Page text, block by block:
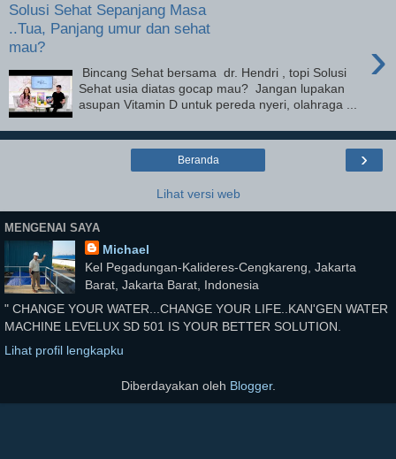
Solusi Sehat Sepanjang Masa
..Tua, Panjang umur dan sehat
mau?
›
Bincang Sehat bersama dr. Hendri , topi Solusi
Sehat usia diatas gocap mau? Jangan lupakan
asupan Vitamin D untuk pereda nyeri, olahraga ...
›
Beranda
Lihat versi web
MENGENAI SAYA
Michael
Kel Pegadungan-Kalideres-Cengkareng, Jakarta
Barat, Jakarta Barat, Indonesia
" CHANGE YOUR WATER...CHANGE YOUR LIFE..KAN'GEN WATER
MACHINE LEVELUX SD 501 IS YOUR BETTER SOLUTION.
Lihat profil lengkapku
Diberdayakan oleh Blogger.